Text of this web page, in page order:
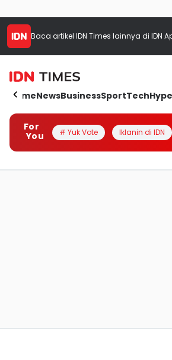
Baca artikel IDN Times lainnya di IDN
HomeNewsBusinessSportTechHype
For
You
# Yuk Vote Iklanin di IDN